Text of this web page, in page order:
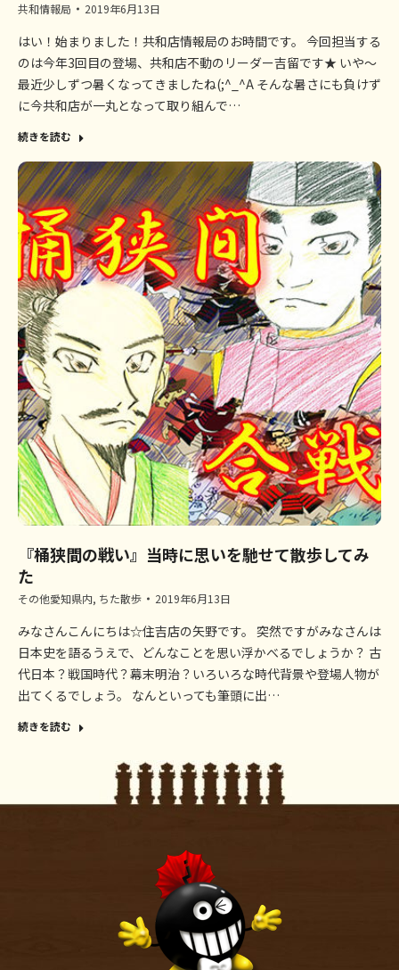
共和情報局 2019年6月13日
はい！始まりました！共和店情報局のお時間です。 今回担当する
のは今年3回目の登場、共和店不動のリーダー吉留です★ いや～
最近少しずつ暑くなってきましたね(;^_^A そんな暑さにも負けず
に今共和店が一丸となって取り組んで…
続きを読む
『桶狭間の戦い』当時に思いを馳せて散歩してみ
た
その他愛知県内, ちた散歩 2019年6月13日
みなさんこんにちは☆住吉店の矢野です。 突然ですがみなさんは
日本史を語るうえで、どんなことを思い浮かべるでしょうか？ 古
代日本？戦国時代？幕末明治？いろいろな時代背景や登場人物が
出てくるでしょう。 なんといっても筆頭に出…
続きを読む